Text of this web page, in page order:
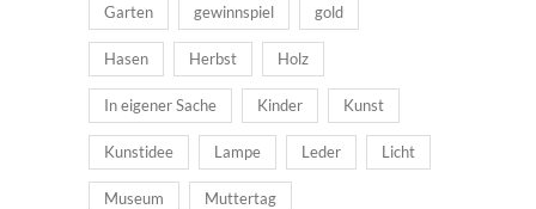
Garten gewinnspiel gold
Hasen Herbst Holz
In eigener Sache Kinder Kunst
Kunstidee Lampe Leder Licht
Museum Muttertag